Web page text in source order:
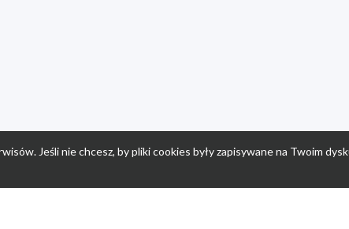
Jeśli nie chcesz, by pliki cookies były zapisywane na Twoim